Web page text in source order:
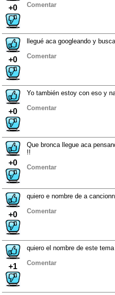
+0
Comentar
+0
llegué aca googleando y
Comentar
+0
Yo también estoy con eso y
Comentar
+0
Que bronca llegue aca
!!
Comentar
+0
quiero e nombre de a
Comentar
+1
quiero el nombre de este tema
Comentar